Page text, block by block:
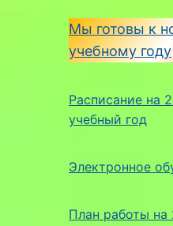
Мы готовы к
учебному году
Расписание на
учебный год
Электронное
План работы на